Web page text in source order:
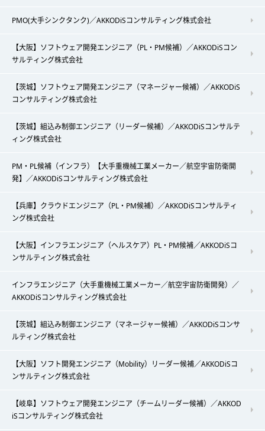
PMO(大手シンクタンク)／AKKODiSコンサルティング株式会社
【大阪】ソフトウェア開発エンジニア（PL・PM候補）／AKKODiSコン
サルティング株式会社
【茨城】ソフトウェア開発エンジニア（マネージャー候補）／AKKODiS
コンサルティング株式会社
【茨城】組込み制御エンジニア（リーダー候補）／AKKODiSコンサルテ
ィング株式会社
PM・PL候補（インフラ）【大手重機械工業メーカー／航空宇宙防衛開
発】／AKKODiSコンサルティング株式会社
【兵庫】クラウドエンジニア（PL・PM候補）／AKKODiSコンサルティ
ング株式会社
【大阪】インフラエンジニア（ヘルスケア）PL・PM候補／AKKODiSコ
ンサルティング株式会社
インフラエンジニア（大手重機械工業メーカー／航空宇宙防衛開発）／
AKKODiSコンサルティング株式会社
【茨城】組込み制御エンジニア（マネージャー候補）／AKKODiSコンサ
ルティング株式会社
【大阪】ソフト開発エンジニア（Mobility）リーダー候補／AKKODiSコ
ンサルティング株式会社
【岐阜】ソフトウェア開発エンジニア（チームリーダー候補）／AKKOD
iSコンサルティング株式会社